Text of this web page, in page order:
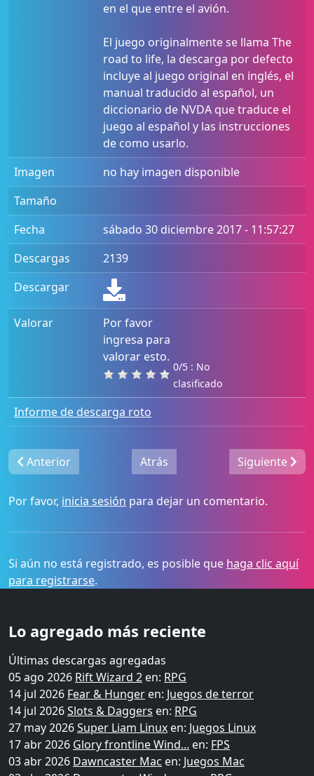
en el que entre el avión.
El juego originalmente se llama The
road to life, la descarga por defecto
incluye al juego original en inglés, el
manual traducido al español, un
diccionario de NVDA que traduce el
juego al español y las instrucciones
de como usarlo.
Imagen
no hay imagen disponible
Tamaño
Fecha
sábado 30 diciembre 2017 - 11:57:27
Descargas
2139
Descargar
Valorar
Por favor
ingresa para
valorar esto.
0/5 : No
clasificado
Informe de descarga roto
Anterior Atrás Siguiente
Por favor, inicia sesión para dejar un comentario.
Si aún no está registrado, es posible que haga clic aquí
para registrarse.
Lo agregado más reciente
Últimas descargas agregadas
05 ago 2026 Rift Wizard 2 en: RPG
14 jul 2026 Fear & Hunger en: Juegos de terror
14 jul 2026Slots & Daggers en: RPG
27 may 2026Super Liam Linux en: Juegos Linux
17 abr 2026 Glory frontline Wind... en: FPS
03 abr 2026 Dawncaster Mac en: Juegos Mac